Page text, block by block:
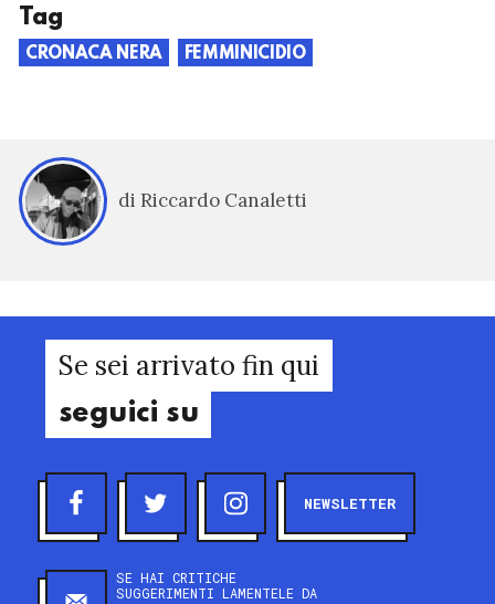
Tag
CRONACA NERA FEMMINICIDIO
di Riccardo Canaletti
Se sei arrivato fin qui
seguici su
NEWSLETTER
SE HAI CRITICHE
SUGGERIMENTI LAMENTELE DA